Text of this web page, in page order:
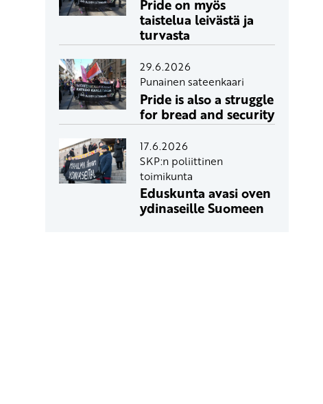
Pride on myös
taistelua leivästä ja
turvasta
29.6.2026
Punainen sateenkaari
Pride is also a struggle
for bread and security
17.6.2026
SKP:n poliittinen
toimikunta
Eduskunta avasi oven
ydinaseille Suomeen